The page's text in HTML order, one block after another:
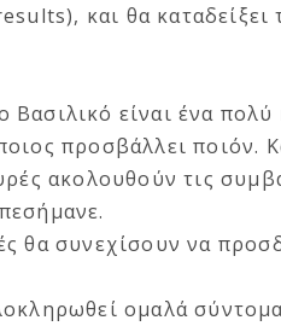
και θα καταδείξει
είναι ένα πολύ
προσβάλλει ποιόν.
ακολουθούν τις
θα συνεχίσουν να
ομαλά